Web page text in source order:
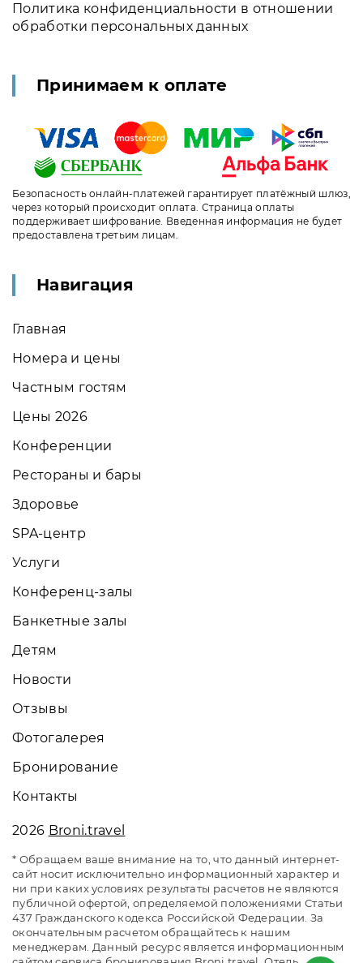
Политика конфиденциальности в отношении
обработки персональных данных
Принимаем к оплате
Безопасность онлайн-платежей гарантирует платёжный шлюз,
через который происходит оплата. Страница оплаты
поддерживает шифрование. Введенная информация не будет
предоставлена третьим лицам.
Навигация
Главная
Номера и цены
Частным гостям
Цены 2026
Конференции
Рестораны и бары
Здоровье
SPA-центр
Услуги
Конференц-залы
Банкетные залы
Детям
Новости
Отзывы
Фотогалерея
Бронирование
Контакты
2026 Broni.travel
* Обращаем ваше внимание на то, что данный интернет-
сайт носит исключительно информационный характер и
ни при каких условиях результаты расчетов не являются
публичной офертой, определяемой положениями Статьи
437 Гражданского кодекса Российской Федерации. За
окончательным расчетом обращайтесь к нашим
менеджерам. Данный ресурс является информационным